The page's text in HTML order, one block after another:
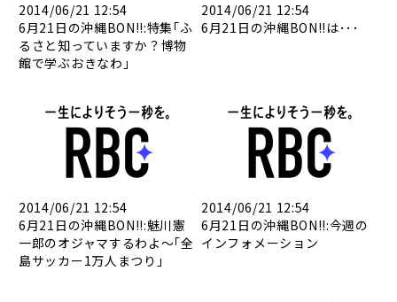
2014/06/21 12:54
6月21日の沖縄BON!!:特集｢ふ
るさと知っていますか？博物
館で学ぶおきなわ｣
2014/06/21 12:54
6月21日の沖縄BON!!は･･･
2014/06/21 12:54
6月21日の沖縄BON!!:魅川憲
一郎のオジャマするわよ～｢全
島サッカー1万人まつり｣
2014/06/21 12:54
6月21日の沖縄BON!!:今週の
インフォメーション